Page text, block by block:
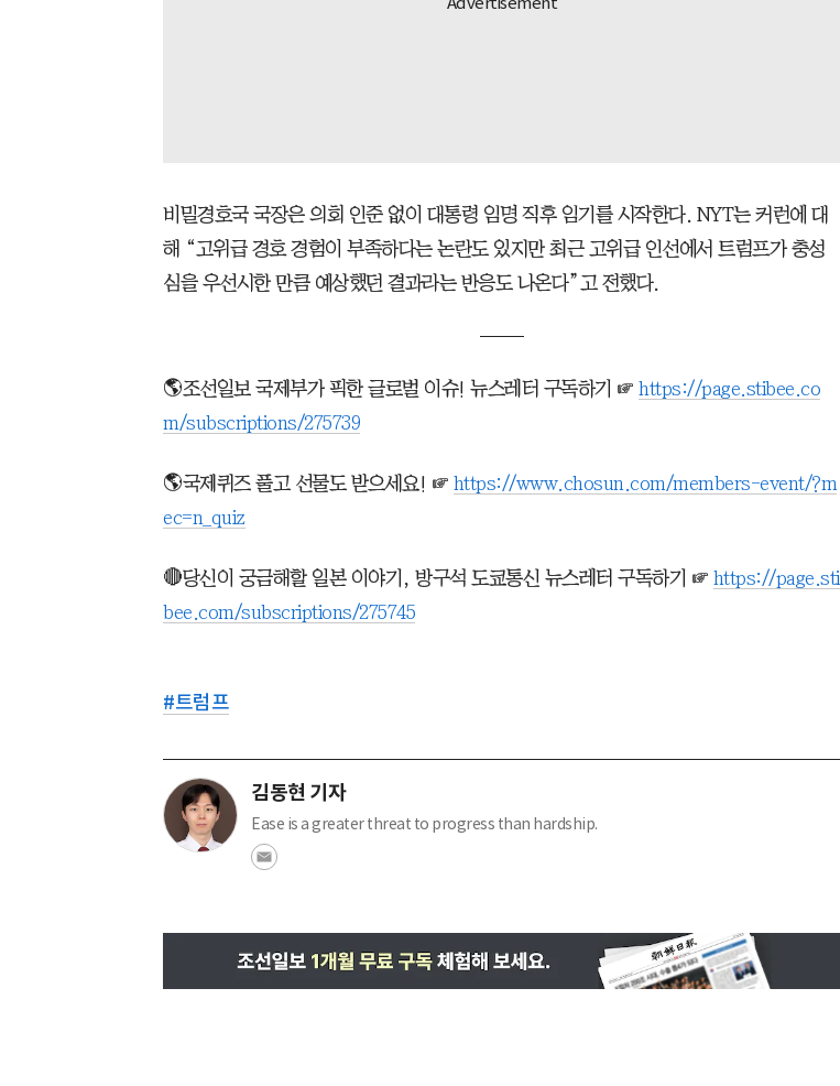
비밀경호국 국장은 의회 인준 없이 대통령 임명 직후 임기를 시작한다. NYT는 커런에 대
해 “고위급 경호 경험이 부족하다는 논란도 있지만 최근 고위급 인선에서 트럼프가 충성
심을 우선시한 만큼 예상했던 결과라는 반응도 나온다”고 전했다.
🌎조선일보 국제부가 픽한 글로벌 이슈! 뉴스레터 구독하기 ☞ https://page.stibee.co
m/subscriptions/275739
🌎국제퀴즈 풀고 선물도 받으세요! ☞ https://www.chosun.com/members-event/?m
ec=n_quiz
🔴당신이 궁금해할 일본 이야기, 방구석 도쿄통신 뉴스레터 구독하기 ☞ https://page.sti
bee.com/subscriptions/275745
#트럼프
김동현 기자
Ease is a greater threat to progress than hardship.